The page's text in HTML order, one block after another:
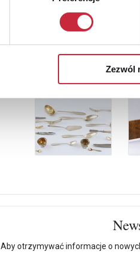
Zezwól
Aby otrzymywać informacje o